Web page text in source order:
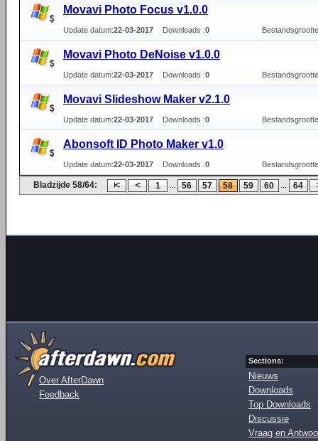
Movavi Photo Focus v1.0.0
Update datum:22-03-2017 Downloads :0
Movavi Photo DeNoise v1.0.0
Update datum:22-03-2017 Downloads :0
Movavi Slideshow Maker v2.1.0
Update datum:22-03-2017 Downloads :0
Abonsoft ID Photo Maker v1.0
Update datum:22-03-2017 Downloads :0
Bladzijde 58/64: 1 ... 56 57 58 59 60 ... 64
Over AfterDawn
Feedback
Sections:
Nieuws
Downloads
Top Downloads
Discussie
Vraag en